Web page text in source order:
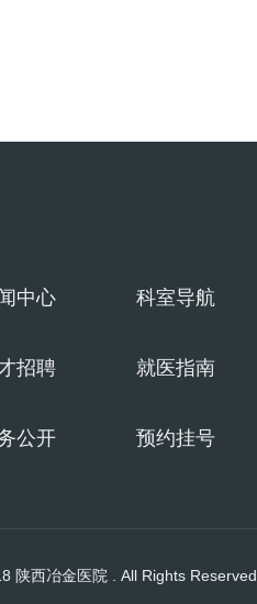
中心 科室导航
招聘 就医指南
公开 预约挂号
陕西冶金医院 . All Rights Reserved